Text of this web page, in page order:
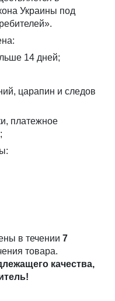
Украины под
14 дней;
царапин и следов
платежное
в течении 7
товара.
качества,